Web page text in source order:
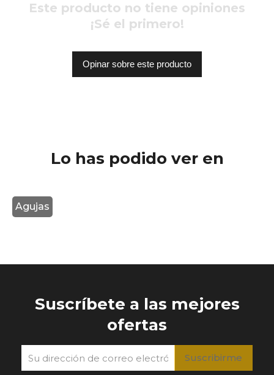
Este producto no tiene opiniones
¡Sé el primero!
Opinar sobre este producto
Lo has podido ver en
Agujas
Suscríbete a las mejores
ofertas